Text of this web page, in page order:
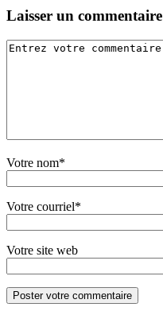
Laisser un commentaire
Votre nom*
Votre courriel*
Votre site web